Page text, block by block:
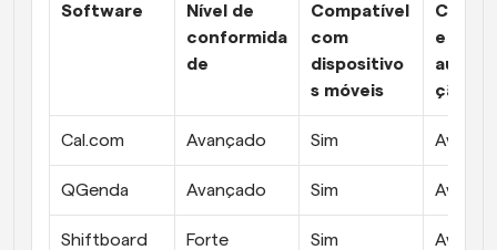
Software
Nível de
conformida
de
Compatível
com
dispositivo
s móveis
e de
ção
Cal.com Avançado Sim
QGenda Avançado Sim
Shiftboard Forte Sim